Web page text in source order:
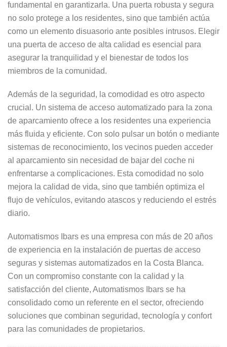
fundamental en garantizarla. Una puerta robusta y segura
no solo protege a los residentes, sino que también actúa
como un elemento disuasorio ante posibles intrusos. Elegir
una puerta de acceso de alta calidad es esencial para
asegurar la tranquilidad y el bienestar de todos los
miembros de la comunidad.
Además de la seguridad, la comodidad es otro aspecto
crucial. Un sistema de acceso automatizado para la zona
de aparcamiento ofrece a los residentes una experiencia
más fluida y eficiente. Con solo pulsar un botón o mediante
sistemas de reconocimiento, los vecinos pueden acceder
al aparcamiento sin necesidad de bajar del coche ni
enfrentarse a complicaciones. Esta comodidad no solo
mejora la calidad de vida, sino que también optimiza el
flujo de vehículos, evitando atascos y reduciendo el estrés
diario.
Automatismos Ibars es una empresa con más de 20 años
de experiencia en la instalación de puertas de acceso
seguras y sistemas automatizados en la Costa Blanca.
Con un compromiso constante con la calidad y la
satisfacción del cliente, Automatismos Ibars se ha
consolidado como un referente en el sector, ofreciendo
soluciones que combinan seguridad, tecnología y confort
para las comunidades de propietarios.